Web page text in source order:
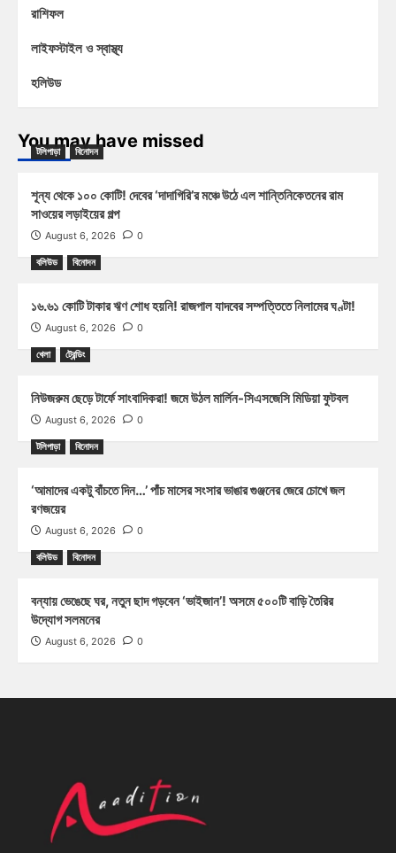
রাশিফল
লাইফস্টাইল ও স্বাস্থ্য
হলিউড
You may have missed
টলিপাড়া বিনোদন
শূন্য থেকে ১০০ কোটি! দেবের ‘দাদাগিরি’র মঞ্চে উঠে এল শান্তিনিকেতনের রাম
সাওয়ের লড়াইয়ের গল্প
August 6, 2026 0
বলিউড বিনোদন
১৬.৬১ কোটি টাকার ঋণ শোধ হয়নি! রাজপাল যাদবের সম্পত্তিতে নিলামের ঘণ্টা!
August 6, 2026 0
খেলা ট্রেন্ডিং
নিউজরুম ছেড়ে টার্ফে সাংবাদিকরা! জমে উঠল মার্লিন-সিএসজেসি মিডিয়া ফুটবল
August 6, 2026 0
টলিপাড়া বিনোদন
‘আমাদের একটু বাঁচতে দিন…’ পাঁচ মাসের সংসার ভাঙার গুঞ্জনের জেরে চোখে জল
রণজয়ের
August 6, 2026 0
বলিউড বিনোদন
বন্যায় ভেঙেছে ঘর, নতুন ছাদ গড়বেন ‘ভাইজান’! অসমে ৫০০টি বাড়ি তৈরির
উদ্যোগ সলমনের
August 6, 2026 0